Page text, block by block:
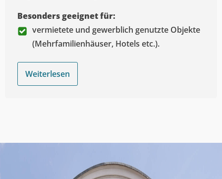
Besonders geeignet für:
vermietete und gewerblich genutzte Objekte
(Mehrfamilienhäuser, Hotels etc.).
Weiterlesen